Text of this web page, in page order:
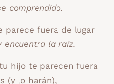
comprendido.
parece fuera de lugar
encuentra la raíz.
hijo te parecen fuera
(y lo harán),